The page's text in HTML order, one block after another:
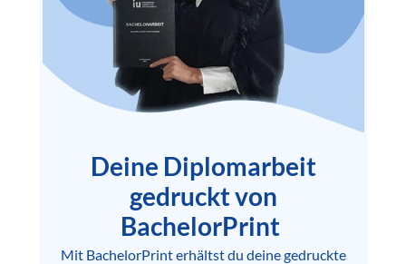
Deine Diplomarbeit
gedruckt von
BachelorPrint
Mit BachelorPrint erhältst du deine gedruckte